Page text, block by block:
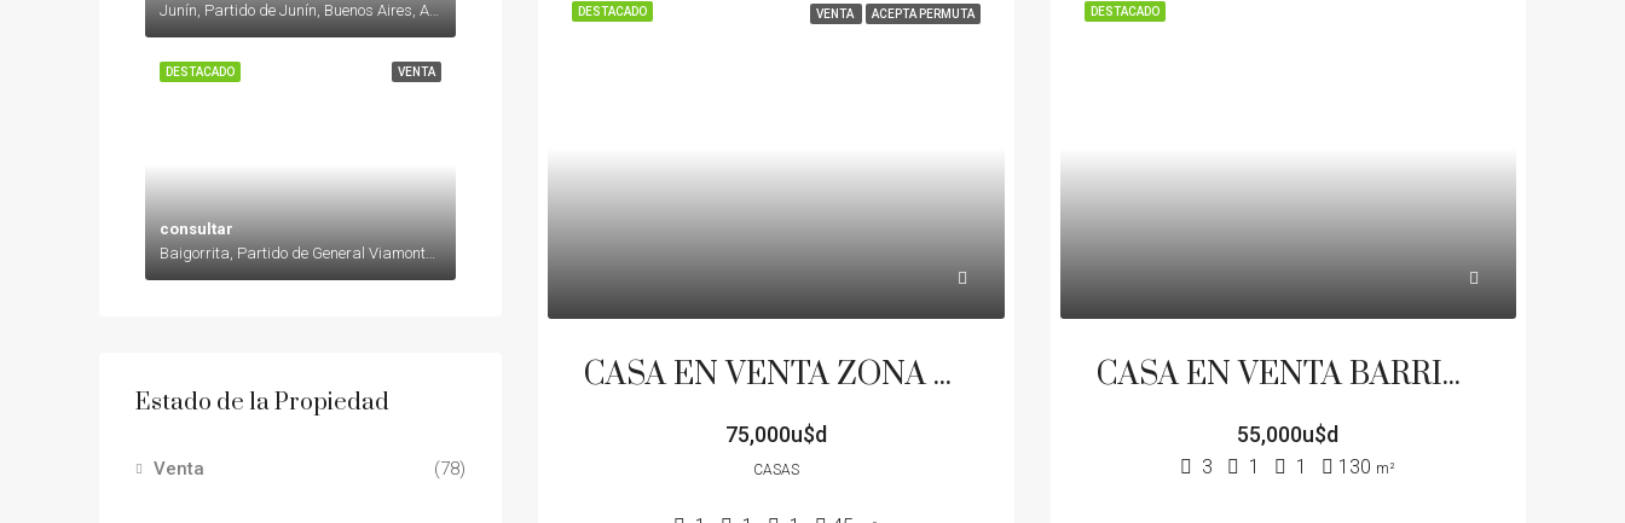
DESTACADO VENTA ACEPTA PERMUTA
CASA EN VENTA ZONA DE QUINTAS LOTE 850 M2 BARRIO SANTA CLARA RINCON DEL CIELO
75,000u$d
CASAS
DESTACADO
CASA EN VENTA BARRIO VILLA BELGRANO PATIO COCHERA APTA CREDITO
55,000u$d
3 1 1 130 m²
Junín, Partido de Junín, Buenos Aires, Argentina
VENTA
DESTACADO
consultar
Estado de la Propiedad
Venta (78)